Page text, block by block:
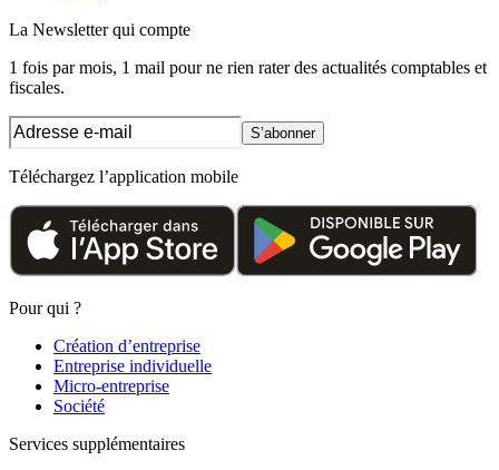
La Newsletterqui compte
1 fois par mois, 1 mail pour ne rien rater des actualités comptables et
fiscales.
S’abonner
Téléchargez l’application mobile
Pour qui ?
Création d’entreprise
Entreprise individuelle
Micro-entreprise
Société
Services supplémentaires